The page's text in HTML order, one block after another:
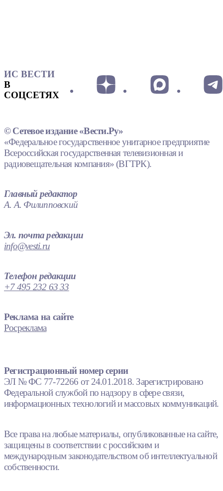
ИС ВЕСТИ
В
СОЦСЕТЯХ
© Сетевое издание «Вести.Ру»
«Федеральное государственное унитарное предприятие
Всероссийская государственная телевизионная и
радиовещательная компания» (ВГТРК).
Главный редактор
А. А. Филипповский
Эл. почта редакции
info@vesti.ru
Телефон редакции
+7 495 232 63 33
Реклама на сайте
Росреклама
Регистрационный номер серии
ЭЛ № ФС 77-72266 от 24.01.2018. Зарегистрировано
Федеральной службой по надзору в сфере связи,
информационных технологий и массовых коммуникаций.
Все права на любые материалы, опубликованные на сайте,
защищены в соответствии с российским и
международным законодательством об интеллектуальной
собственности.